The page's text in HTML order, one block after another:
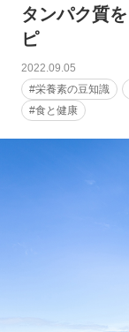
タンパク質
ピ
2022.09.05
#栄養素の豆知識
#食と健康